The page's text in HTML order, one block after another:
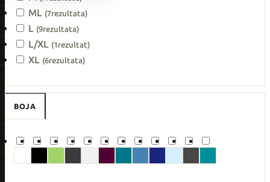
ML (7rezultata)
L (9rezultata)
L/XL (1 rezultat)
XL (6rezultata)
BOJA